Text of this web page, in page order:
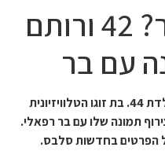
בן כמה אסי עזר? 42 ורותם
עם בר
בן כמה אסי עזר? אסי עזר חוגג יום הולדת 44. בת זוגו הטלוויזיונית
שלו עם בר רפאלי.
בחדשות סלבס.